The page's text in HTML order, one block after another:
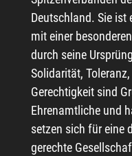
Deutschland. Sie ist
mit einer
durch seine
Solidarität,
Gerechtigkeit sind
Ehrenamtliche und
setzen sich für eine
gerechte